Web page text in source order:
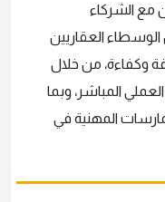
مع الشركاء
الوسطاء العقاريين
وكفاءة، من خلال
المباشر، وبما
المهنية في